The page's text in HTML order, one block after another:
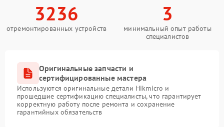
3236
отремонтированных устройств
3
минимальный опыт работы
специалистов
Оригинальные запчасти и
сертифицированные мастера
Используются оригинальные детали Hikmicro и
прошедшие сертификацию специалисты, что гарантирует
корректную работу после ремонта и сохранение
гарантийных обязательств